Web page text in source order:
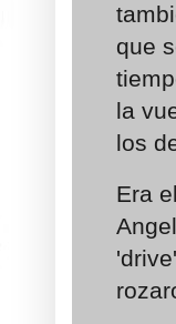
que
la
los
Era